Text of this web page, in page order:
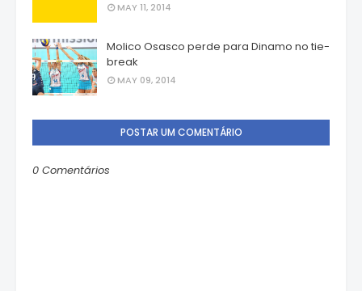
MAY 11, 2014
Molico Osasco perde para Dinamo no tie-
break
MAY 09, 2014
POSTAR UM COMENTÁRIO
0 Comentários